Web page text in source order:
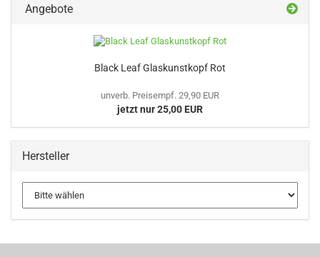
Angebote
Black Leaf Glaskunstkopf Rot
unverb. Preisempf. 29,90 EUR
jetzt nur 25,00 EUR
Hersteller